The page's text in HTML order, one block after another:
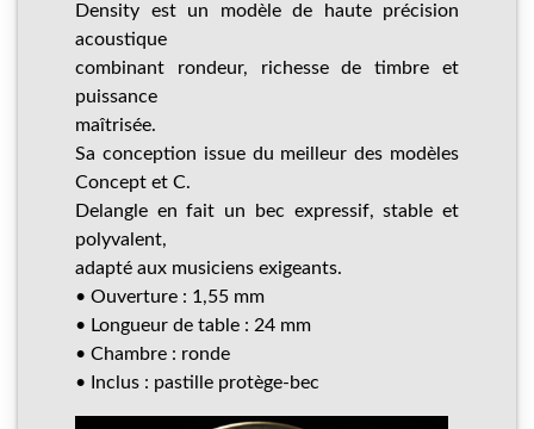
Density est un modèle de haute précision
acoustique
combinant rondeur, richesse de timbre et
puissance
maîtrisée.
Sa conception issue du meilleur des modèles
Concept et C.
Delangle en fait un bec expressif, stable et
polyvalent,
adapté aux musiciens exigeants.
• Ouverture : 1,55 mm
• Longueur de table : 24 mm
• Chambre : ronde
• Inclus : pastille protège-bec